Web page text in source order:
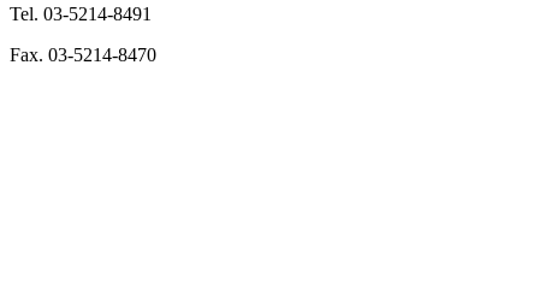
Tel. 03-5214-8491
Fax. 03-5214-8470